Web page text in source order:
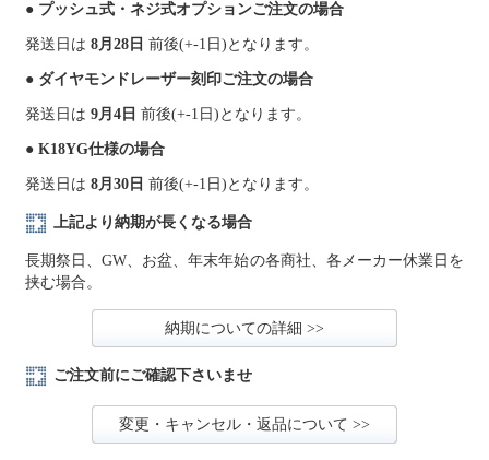
● プッシュ式・ネジ式オプションご注文の場合
発送日は 8月28日 前後(+-1日)となります。
● ダイヤモンドレーザー刻印ご注文の場合
発送日は 9月4日 前後(+-1日)となります。
● K18YG仕様の場合
発送日は 8月30日 前後(+-1日)となります。
上記より納期が長くなる場合
長期祭日、GW、お盆、年末年始の各商社、各メーカー休業日を
挟む場合。
納期についての詳細 >>
ご注文前にご確認下さいませ
変更・キャンセル・返品について >>